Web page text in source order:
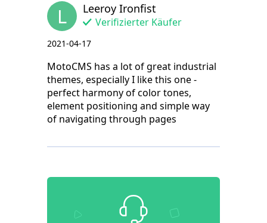
L Leeroy Ironfist
Verifizierter Käufer
2021-04-17
MotoCMS has a lot of great industrial
themes, especially I like this one -
perfect harmony of color tones,
element positioning and simple way
of navigating through pages